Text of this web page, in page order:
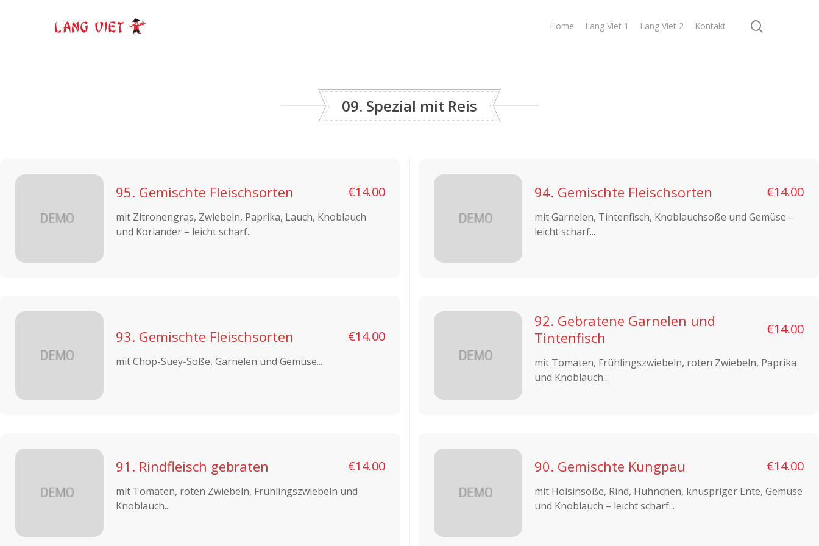
Home Lang Viet 1 Lang Viet 2 Kontakt
09. Spezial mit Reis
95. Gemischte Fleischsorten €14.00
mit Zitronengras, Zwiebeln, Paprika, Lauch, Knoblauch
und Koriander – leicht scharf...
94. Gemischte Fleischsorten €14.00
mit Garnelen, Tintenfisch, Knoblauchsoße und Gemüse –
leicht scharf...
93. Gemischte Fleischsorten €14.00
mit Chop-Suey-Soße, Garnelen und Gemüse...
92. Gebratene Garnelen und
Tintenfisch
€14.00
mit Tomaten, Frühlingszwiebeln, roten Zwiebeln, Paprika
und Knoblauch...
91. Rindfleisch gebraten €14.00
mit Tomaten, roten Zwiebeln, Frühlingszwiebeln und
Knoblauch...
90. Gemischte Kungpau €14.00
mit Hoisinsoße, Rind, Hühnchen, knuspriger Ente, Gemüse
und Knoblauch – leicht scharf...